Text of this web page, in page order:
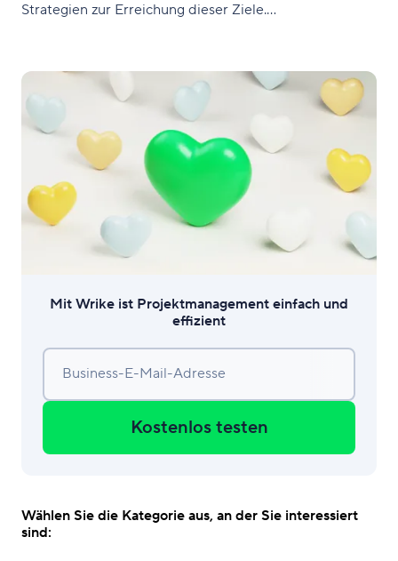
Strategien zur Erreichung dieser Ziele.
Businessplan bereits alles andere
abdeckt? Mit einem Business Case
untersucht man genauer ein
spezifisches Problem und
Mit Wrike ist Projektmanagement einfach und
effizient
Business-E-Mail-Adresse
Kostenlos testen
Wählen Sie die Kategorie aus, an der Sie interessiert
sind: